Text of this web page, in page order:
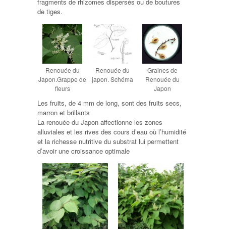
de tiges.
Renouée du
Japon.Grappe de
fleurs
Renouée du
japon. Schéma
Graines de
Renouée du
Japon
Les fruits, de 4 mm de long, sont des fruits secs,
marron et brillants
La renouée du Japon affectionne les zones
alluviales et les rives des cours d’eau où l’humidité
et la richesse nutritive du substrat lui permettent
d’avoir une croissance optimale